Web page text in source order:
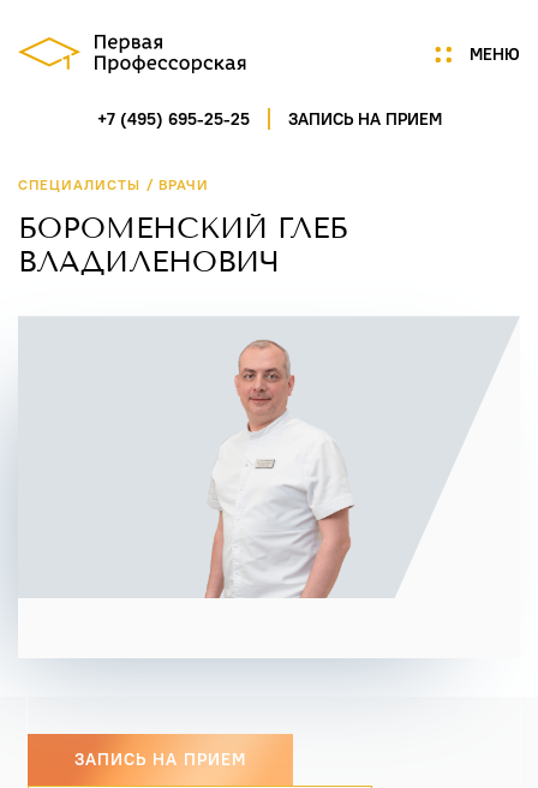
МЕНЮ
+7 (495) 695-25-25 ЗАПИСЬ НА ПРИЕМ
Цены
Акции
Услуги
Портфолио
Нам доверяют
Технологии
Отзывы
Новости
Контакты
ГАГАРИНСКИЙ ПЕРЕУЛОК,Д.7/8, СТР.1, ПОМ.5
ПН-СБ 9:00-21:00
INFO@PROFCLINIC.RU
СПЕЦИАЛИСТЫ / ВРАЧИ
БОРОМЕНСКИЙ ГЛЕБ
ВЛАДИЛЕНОВИЧ
ЗАПИСЬ НА ПРИЕМ